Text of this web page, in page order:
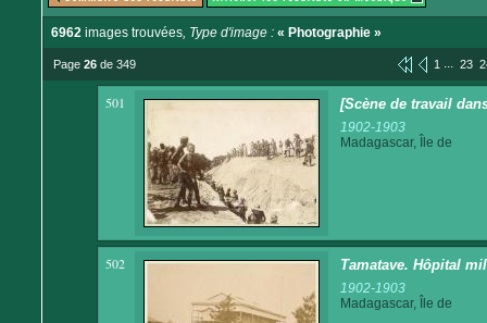
6962 images trouvées, Type d'image : « Photographie »
Page 26 de 349 1 ... 23
501 [Scène de travail
1902-1903
Madagascar, Île de
502 Tamatave. Hôpital
1902-1903
Madagascar, Île de